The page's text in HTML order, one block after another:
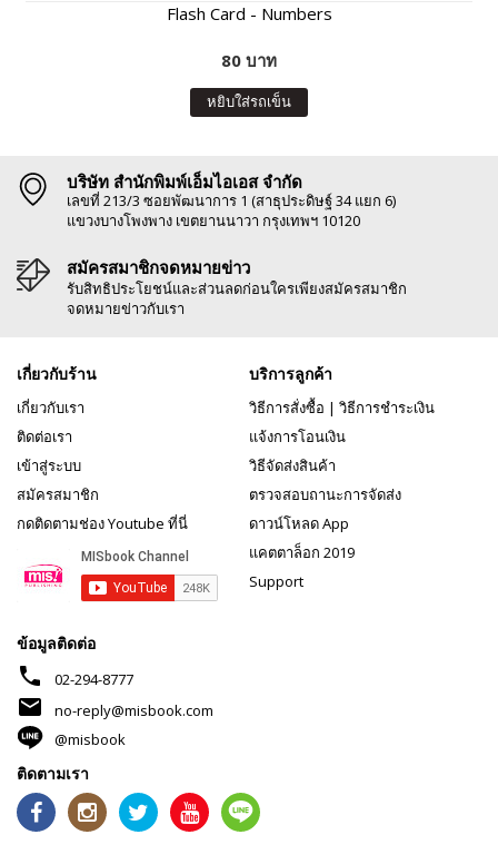
Flash Card - Numbers
80 บาท
หยิบใส่รถเข็น
บริษัท สำนักพิมพ์เอ็มไอเอส จำกัด
เลขที่ 213/3 ซอยพัฒนาการ 1 (สาธุประดิษฐ์ 34 แยก 6)
แขวงบางโพงพาง เขตยานนาวา กรุงเทพฯ 10120
สมัครสมาชิกจดหมายข่าว
รับสิทธิประโยชน์และส่วนลดก่อนใครเพียงสมัครสมาชิก
จดหมายข่าวกับเรา
เกี่ยวกับร้าน
เกี่ยวกับเรา
ติดต่อเรา
เข้าสู่ระบบ
สมัครสมาชิก
กดติดตามช่อง Youtube ที่นี่
บริการลูกค้า
วิธีการสั่งซื้อ | วิธีการชำระเงิน
แจ้งการโอนเงิน
วิธีจัดส่งสินค้า
ตรวจสอบถานะการจัดส่ง
ดาวน์โหลด App
แคตตาล็อก 2019
Support
ข้อมูลติดต่อ
phone 02-294-8777
mail
no-reply@misbook.com
@misbook
ติดตามเรา